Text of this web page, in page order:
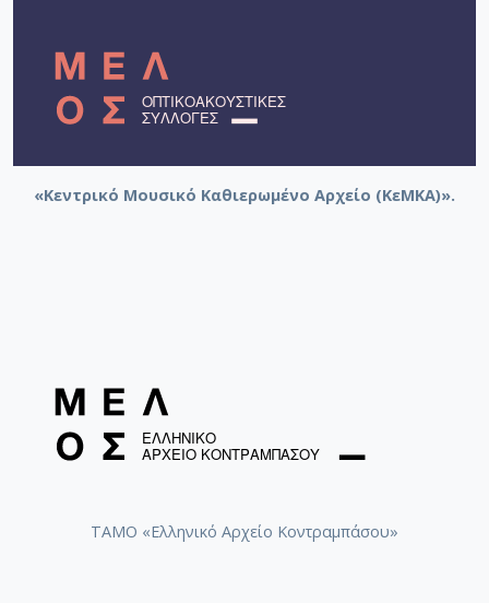
«Κεντρικό Μουσικό Καθιερωμένο Αρχείο (ΚεΜΚΑ)».
ΤΑΜΟ «Ελληνικό Αρχείο Κοντραμπάσου»